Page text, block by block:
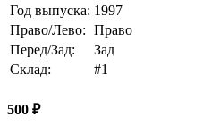
Год выпуска: 1997
Право/Лево: Право
Перед/Зад:
Зад
Склад:
#1
500 ₽